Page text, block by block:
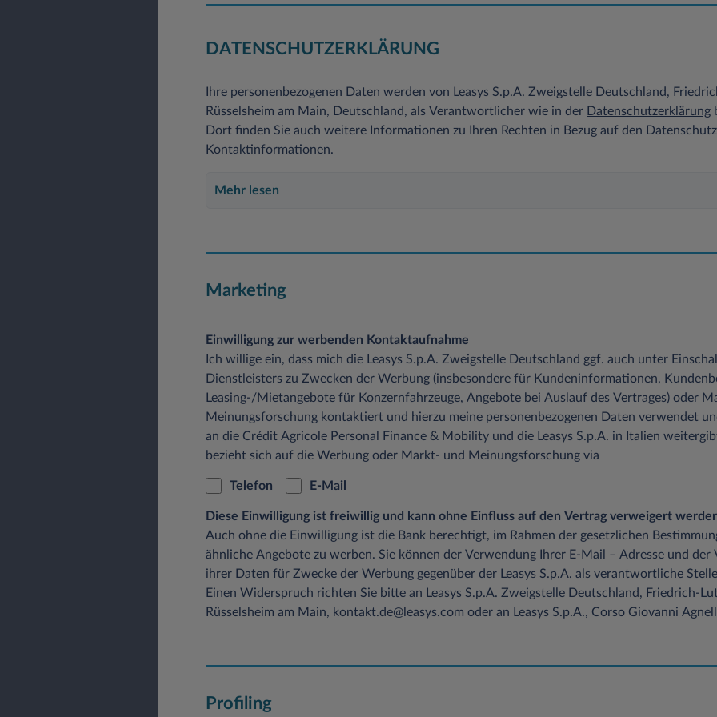
DATENSCHUTZERKLÄRUNG
Ihre personenbezogenen Daten werden von Leasys S.p.A. Zweigstelle Deutschland,
Rüsselsheim am Main, Deutschland, als Verantwortlicher wie in der Datenschutzerklärung
Dort finden Sie auch weitere Informationen zu Ihren Rechten in Bezug auf den
Kontaktinformationen.
Mehr lesen
Marketing
Einwilligung zur werbenden Kontaktaufnahme
Ich willige ein, dass mich die Leasys S.p.A. Zweigstelle Deutschland ggf. auch unter
Dienstleisters zu Zwecken der Werbung (insbesondere für Kundeninformationen,
Leasing-/Mietangebote für Konzernfahrzeuge, Angebote bei Auslauf des Vertrages) oder
Meinungsforschung kontaktiert und hierzu meine personenbezogenen Daten verwendet
an die Crédit Agricole Personal Finance & Mobility und die Leasys S.p.A. in Italien
bezieht sich auf die Werbung oder Markt- und Meinungsforschung via
Telefon E-Mail
Diese Einwilligung ist freiwillig und kann ohne Einfluss auf den Vertrag verweigert
Auch ohne die Einwilligung ist die Bank berechtigt, im Rahmen der gesetzlichen
ähnliche Angebote zu werben. Sie können der Verwendung Ihrer E-Mail – Adresse und
ihrer Daten für Zwecke der Werbung gegenüber der Leasys S.p.A. als verantwortliche
Einen Widerspruch richten Sie bitte an Leasys S.p.A. Zweigstelle Deutschland, Friedrich-
Rüsselsheim am Main, kontakt.de@leasys.com oder an Leasys S.p.A., Corso Giovanni
Profiling